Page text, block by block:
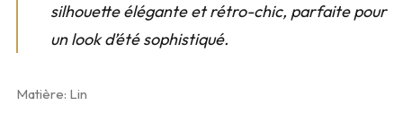
silhouette élégante et rétro-chic, parfaite pour
un look d’été sophistiqué.
Matière: Lin